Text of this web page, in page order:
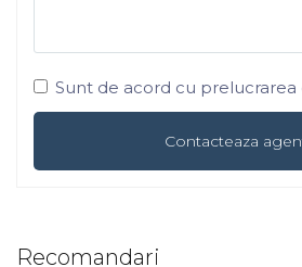
Sunt de acord cu
Recomandari